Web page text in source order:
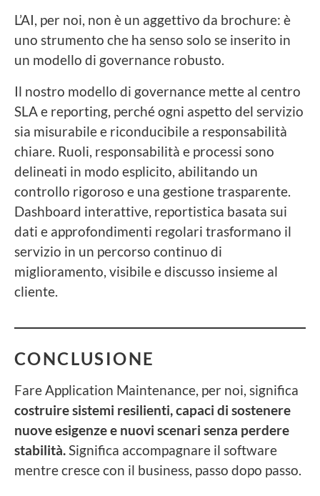
L’AI, per noi, non è un aggettivo da brochure: è
uno strumento che ha senso solo se inserito in
un modello di governance robusto.
Il nostro modello di governance mette al centro
SLA e reporting, perché ogni aspetto del servizio
sia misurabile e riconducibile a responsabilità
chiare. Ruoli, responsabilità e processi sono
delineati in modo esplicito, abilitando un
controllo rigoroso e una gestione trasparente.
Dashboard interattive, reportistica basata sui
dati e approfondimenti regolari trasformano il
servizio in un percorso continuo di
miglioramento, visibile e discusso insieme al
cliente.
CONCLUSIONE
Fare Application Maintenance, per noi, significa
costruire sistemi resilienti, capaci di sostenere
nuove esigenze e nuovi scenari senza perdere
stabilità.Significa accompagnare il software
mentre cresce con il business, passo dopo passo.